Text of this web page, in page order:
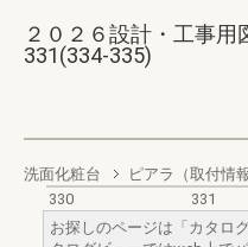
２０２６設計・工事
331(334-335)
洗面化粧台
ピアラ（取付情報
330
331
お探しのページは「カタロ